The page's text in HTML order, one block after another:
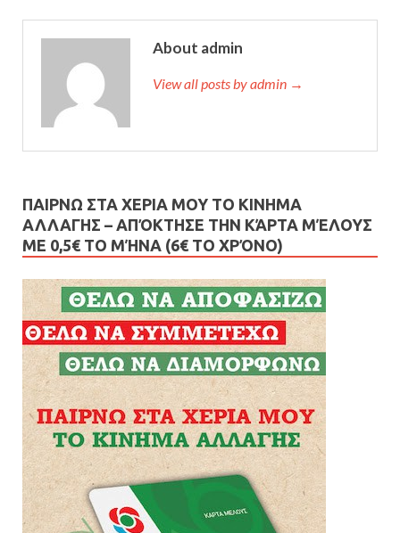
About admin
View all posts by admin →
ΠΑΙΡΝΩ ΣΤΑ ΧΕΡΙΑ ΜΟΥ ΤΟ ΚΙΝΗΜΑ
ΑΛΛΑΓΗΣ – AΠΌΚΤΗΣΕ ΤΗΝ ΚΆΡΤΑ ΜΈΛΟΥΣ
ΜΕ 0,5€ ΤΟ ΜΉΝΑ (6€ ΤΟ ΧΡΌΝΟ)